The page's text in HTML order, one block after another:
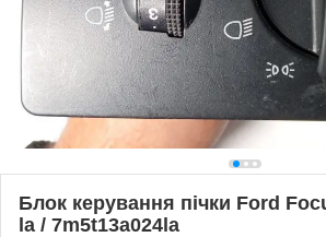
Блок керування пічки Ford
la / 7m5t13a024la